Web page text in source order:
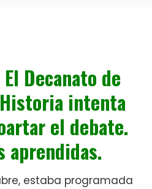
El Decanato de
intenta
el debate.
aprendidas.
estaba programada